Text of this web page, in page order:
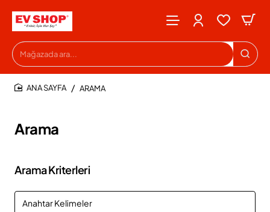
Mağazada
ara...
Arama
ARAMA
Arama Kriterleri